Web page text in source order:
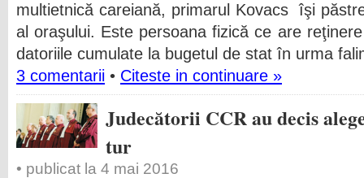
multietnică careiană, primarul Kovacs îşi
al oraşului. Este persoana fizică ce are
datoriile cumulate la bugetul de stat în urma
3 comentarii • Citeste in continuare »
Judecătorii CCR au decis
tur
• publicat la 4 mai 2016